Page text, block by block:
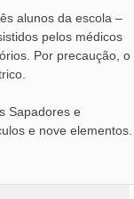
alunos da escola –
pelos médicos
Por precaução, o
Sapadores e
e nove elementos.